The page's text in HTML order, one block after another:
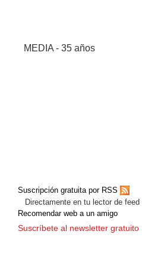
MEDIA - 35 años
Suscripción gratuita por RSS
Directamente en tu lector de feed
Recomendar web a un amigo
Suscríbete al newsletter gratuito